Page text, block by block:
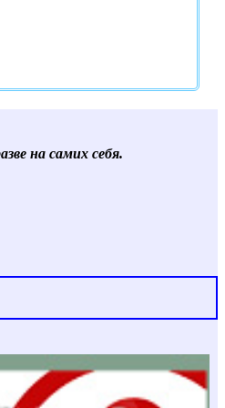
на самих себя.